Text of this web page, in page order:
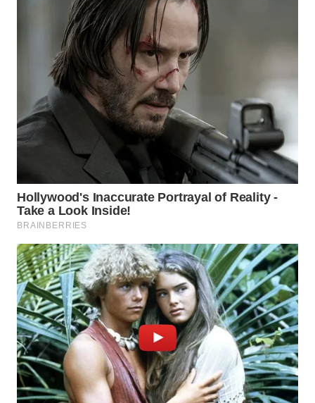
TANJUNG
LESUNG
KARO
WN
SIMALUNGUN
WN
LABUHANBATU
WN
TAPANULI
TENGAH
WN DELI
SERDANG
WN
TEBING
TINGGI